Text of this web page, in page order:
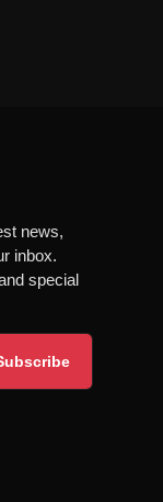
news,
inbox.
special